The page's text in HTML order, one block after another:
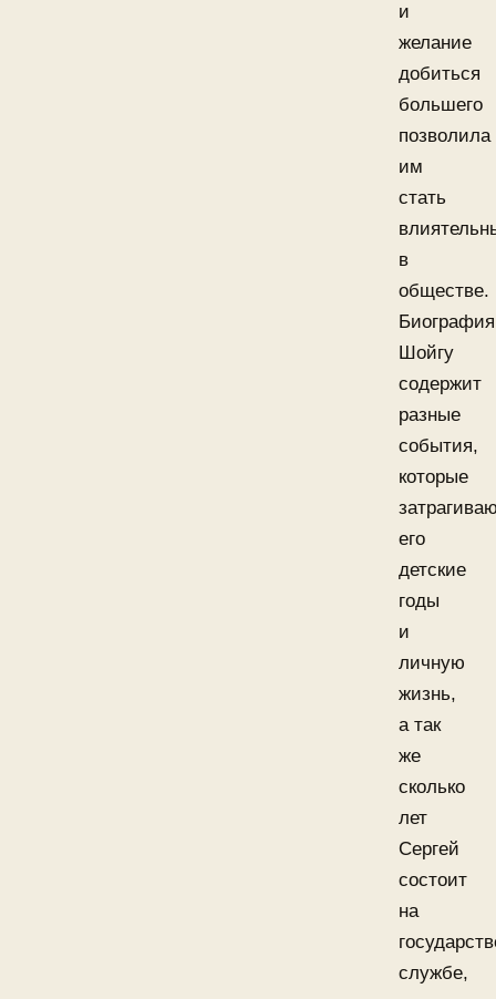
и
желание
добиться
большего
позволила
им
стать
в
обществе.
Биография
Шойгу
содержит
разные
события,
которые
его
детские
годы
и
личную
жизнь,
а так
же
сколько
лет
Сергей
состоит
на
службе,